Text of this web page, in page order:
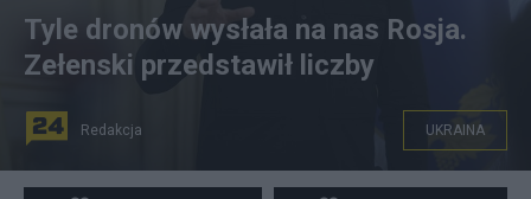
Tyle dronów wysłała na nas Rosja.
Zełenski przedstawił liczby
Redakcja UKRAINA